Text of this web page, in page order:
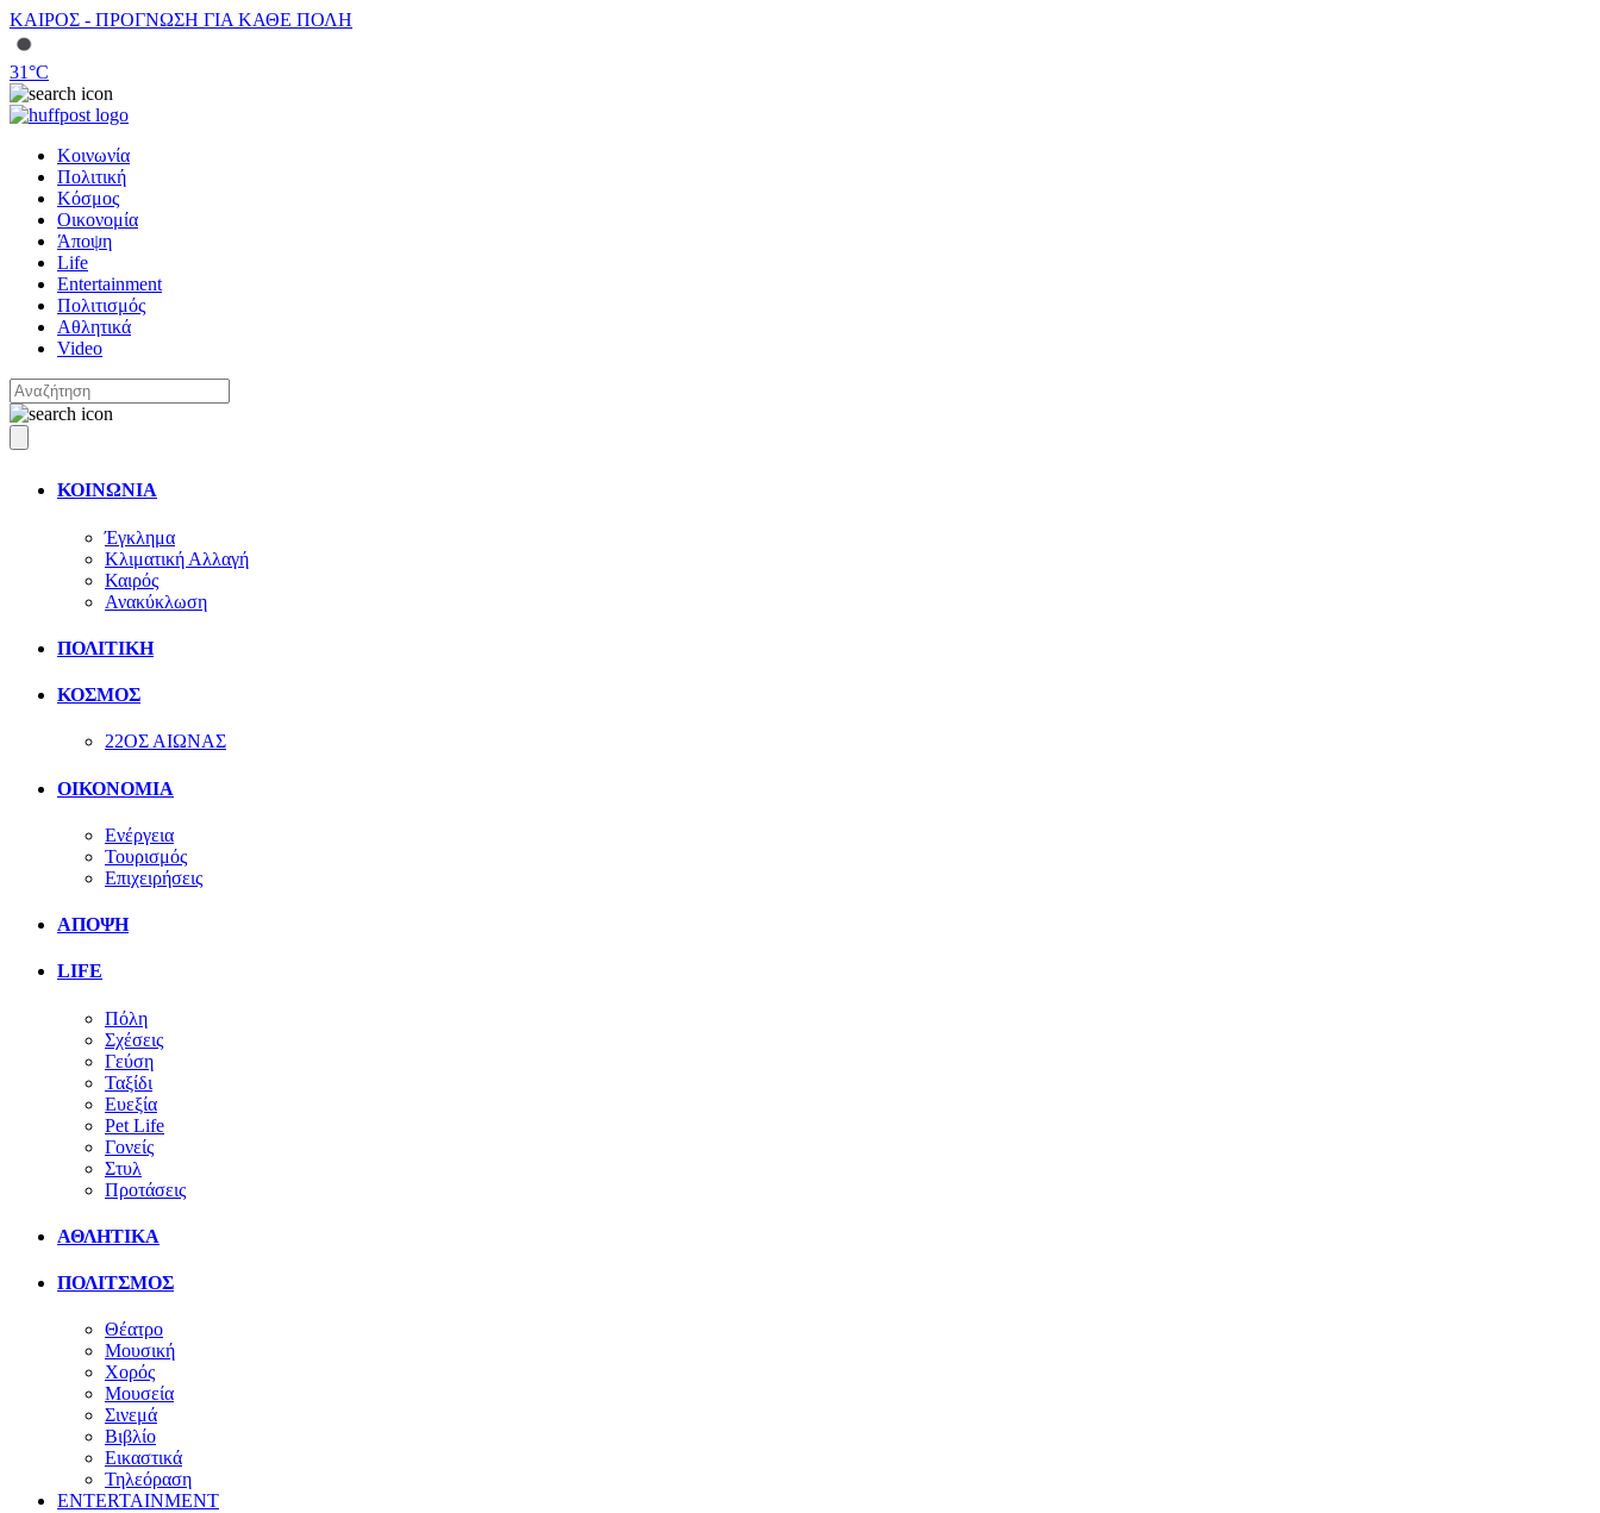
ΚΑΙΡΟΣ - ΠΡΟΓΝΩΣΗ ΓΙΑ ΚΑΘΕ ΠΟΛΗ
31°C
Κοινωνία
Πολιτική
Κόσμος
Οικονομία
Άποψη
Life
Entertainment
Πολιτισμός
Αθλητικά
Video
ΚΟΙΝΩΝΙΑ
Έγκλημα
Κλιματική Αλλαγή
Καιρός
Ανακύκλωση
ΠΟΛΙΤΙΚΗ
ΚΟΣΜΟΣ
22ΟΣ ΑΙΩΝΑΣ
ΟΙΚΟΝΟΜΙΑ
Ενέργεια
Τουρισμός
Επιχειρήσεις
ΑΠΟΨΗ
LIFE
Πόλη
Σχέσεις
Γεύση
Ταξίδι
Ευεξία
Pet Life
Γονείς
Στυλ
Προτάσεις
ΑΘΛΗΤΙΚΑ
ΠΟΛΙΤΣΜΟΣ
Θέατρο
Μουσική
Χορός
Μουσεία
Σινεμά
Βιβλίο
Εικαστικά
Τηλεόραση
ENTERTAINMENT